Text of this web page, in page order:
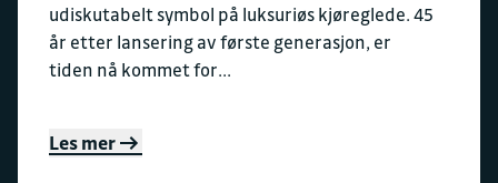
udiskutabelt symbol på luksuriøs kjøreglede. 45
år etter lansering av første generasjon, er
tiden nå kommet for...
Les mer